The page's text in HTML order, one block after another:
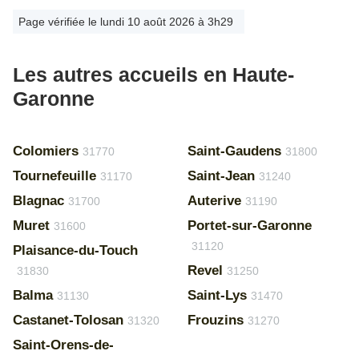
Page vérifiée le lundi 10 août 2026 à 3h29
Les autres accueils en Haute-
Garonne
Colomiers 31770
Tournefeuille 31170
Blagnac 31700
Muret 31600
Plaisance-du-Touch
31830
Balma 31130
Castanet-Tolosan 31320
Saint-Orens-de-
Saint-Gaudens 31800
Saint-Jean 31240
Auterive 31190
Portet-sur-Garonne
31120
Revel 31250
Saint-Lys 31470
Frouzins 31270